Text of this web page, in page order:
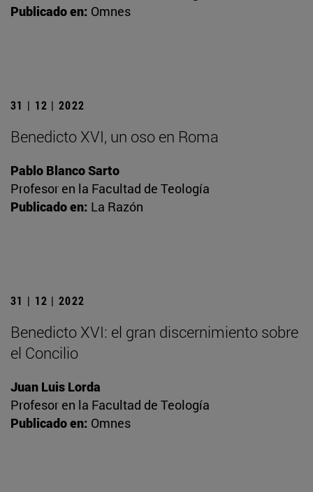
Publicado en: Omnes
31 | 12 | 2022
Benedicto XVI, un oso en Roma
Pablo Blanco Sarto
Profesor en la Facultad de Teología
Publicado en: La Razón
31 | 12 | 2022
Benedicto XVI: el gran discernimiento sobre
el Concilio
Juan Luis Lorda
Profesor en la Facultad de Teología
Publicado en: Omnes